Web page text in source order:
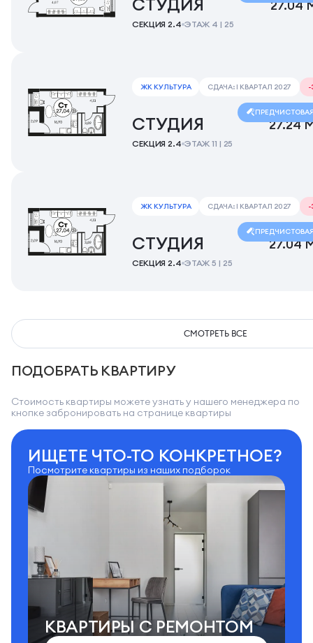
СМОТРЕТЬ ВСЕ
СТУДИЯ
СЕКЦИЯ 2.4 ЭТАЖ 4 | 25
27.04
ЖК КУЛЬТУРА СДАЧА: I КВАРТАЛ 2027 -
СТУДИЯ
СЕКЦИЯ 2.4 ЭТАЖ 11 | 25
27.24
ЖК КУЛЬТУРА СДАЧА: I КВАРТАЛ 2027 -
СТУДИЯ
СЕКЦИЯ 2.4 ЭТАЖ 5 | 25
27.04
ПОДОБРАТЬ КВАРТИРУ
Стоимость квартиры можете узнать у нашего менеджера по
кнопке забронировать на странице квартиры
ИЩЕТЕ ЧТО-ТО КОНКРЕТНОЕ?
Посмотрите квартиры из наших подборок
КВАРТИРЫ C РЕМОНТОМ